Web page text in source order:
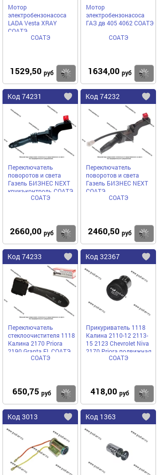
Мотор
электробензонасоса
LADA Vesta XRAY
СОАТЭ
СОАТЭ
1529,50 руб Купить
Мотор
электробензонасоса
ГАЗ дв 405 4062 СОАТЭ
СОАТЭ
1634,00 руб
Код 74231
Добавить
избранное
Переключатель
поворотов и света
Газель БИЗНЕС NEXT
круиз-контроль СОАТЭ
СОАТЭ
2660,00 руб Купить
Код 74232
Переключатель
поворотов и света
Газель БИЗНЕС NEXT
СОАТЭ
СОАТЭ
2460,50 руб
Код 74233
Добавить
в
избранное
Переключатель
стеклоочистителя 1118
Калина 2170 Priora
2190 Granta FL СОАТЭ
СОАТЭ
650,75 руб Купить
Код 32367
Прикуриватель 1118
Калина 2110-12 2113-
15 2123 Chevrolet Niva
2170 Priora подвижная
часть СОАТЭ
СОАТЭ
418,00 руб
Код 3013
Добавить
избранное
Код 1363